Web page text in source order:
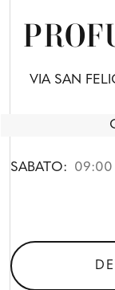
VIA SAN
SABATO:
09:00